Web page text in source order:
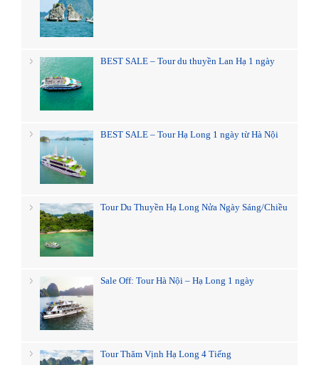
BEST SALE – Tour du thuyền Lan Hạ 1 ngày
BEST SALE – Tour Hạ Long 1 ngày từ Hà Nội
Tour Du Thuyền Hạ Long Nửa Ngày Sáng/Chiều
Sale Off: Tour Hà Nội – Hạ Long 1 ngày
Tour Thăm Vịnh Hạ Long 4 Tiếng